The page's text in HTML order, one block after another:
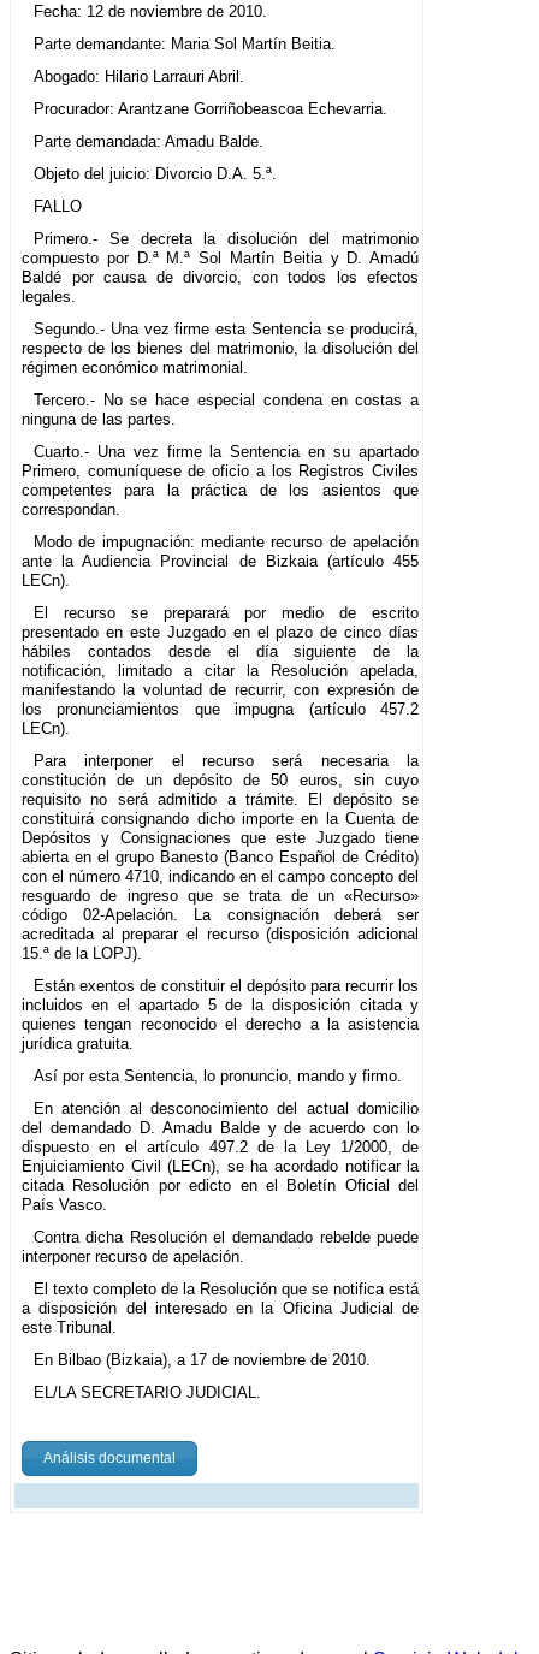
Fecha: 12 de noviembre de 2010.
Parte demandante: Maria Sol Martín Beitia.
Abogado: Hilario Larrauri Abril.
Procurador: Arantzane Gorriñobeascoa Echevarria.
Parte demandada: Amadu Balde.
Objeto del juicio: Divorcio D.A. 5.ª.
FALLO
Primero.- Se decreta la disolución del matrimonio
compuesto por D.ª M.ª Sol Martín Beitia y D. Amadú
Baldé por causa de divorcio, con todos los efectos
legales.
Segundo.- Una vez firme esta Sentencia se producirá,
respecto de los bienes del matrimonio, la disolución del
régimen económico matrimonial.
Tercero.- No se hace especial condena en costas a
ninguna de las partes.
Cuarto.- Una vez firme la Sentencia en su apartado
Primero, comuníquese de oficio a los Registros Civiles
competentes para la práctica de los asientos que
correspondan.
Modo de impugnación: mediante recurso de apelación
ante la Audiencia Provincial de Bizkaia (artículo 455
LECn).
El recurso se preparará por medio de escrito
presentado en este Juzgado en el plazo de cinco días
hábiles contados desde el día siguiente de la
notificación, limitado a citar la Resolución apelada,
manifestando la voluntad de recurrir, con expresión de
los pronunciamientos que impugna (artículo 457.2
LECn).
Para interponer el recurso será necesaria la
constitución de un depósito de 50 euros, sin cuyo
requisito no será admitido a trámite. El depósito se
constituirá consignando dicho importe en la Cuenta de
Depósitos y Consignaciones que este Juzgado tiene
abierta en el grupo Banesto (Banco Español de Crédito)
con el número 4710, indicando en el campo concepto del
resguardo de ingreso que se trata de un «Recurso»
código 02-Apelación. La consignación deberá ser
acreditada al preparar el recurso (disposición adicional
15.ª de la LOPJ).
Están exentos de constituir el depósito para recurrir los
incluidos en el apartado 5 de la disposición citada y
quienes tengan reconocido el derecho a la asistencia
jurídica gratuita.
Así por esta Sentencia, lo pronuncio, mando y firmo.
En atención al desconocimiento del actual domicilio
del demandado D. Amadu Balde y de acuerdo con lo
dispuesto en el artículo 497.2 de la Ley 1/2000, de
Enjuiciamiento Civil (LECn), se ha acordado notificar la
citada Resolución por edicto en el Boletín Oficial del
País Vasco.
Contra dicha Resolución el demandado rebelde puede
interponer recurso de apelación.
El texto completo de la Resolución que se notifica está
a disposición del interesado en la Oficina Judicial de
este Tribunal.
En Bilbao (Bizkaia), a 17 de noviembre de 2010.
EL/LA SECRETARIO JUDICIAL.
Análisis documental